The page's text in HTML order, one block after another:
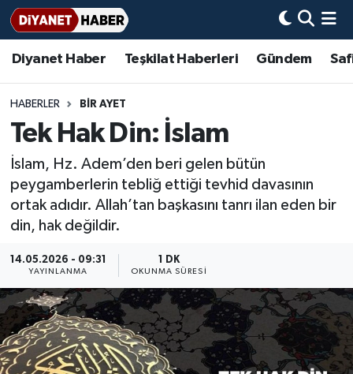
Diyanet Haber Teşkilat Haberleri Gündem
HABERLER BIR AYET
Tek Hak Din: İslam
İslam, Hz. Adem’den beri gelen bütün
peygamberlerin tebliğ ettiği tevhid davasının
ortak adıdır. Allah’tan başkasını tanrı ilan eden bir
din, hak değildir.
14.05.2026 - 09:31
YAYINLANMA
1 DK
OKUNMA SÜRESI
Diyanet Haber
Teşkilat Haberleri
Adana Müftülüğü
Adıyaman Müftülüğü
Afyonkarahisar Müftülüğü
Ağrı Müftülüğü
Aksaray Müftülüğü
Amasya Müftülüğü
Ankara Müftülüğü
Antalya Müftülüğü
Gündem
#Keşfet
Bir Ayet
Bir Hikaye
Biyografiler
Dini kavramlar
Diyanet Bilgi
Diyanet Takvimi
Dualar
Hadislerle İslam
Basında Bugün
DİYANET eKİTAP
Diyanet Dergi
Aile Dergisi
Aylık Dergi
TDV
İmam Hatip Okulları
Başmakale
Hadis-i Şerifler
Hayat Okumaları
Nöbetçi Eczaneler
Hava Durumu
Ankara Namaz Vakitleri
Trafik Durumu
Süper Lig Puan Durumu ve Fikstür
Tüm Manşetler
Son Dakika Haberleri
Haber Arşivi